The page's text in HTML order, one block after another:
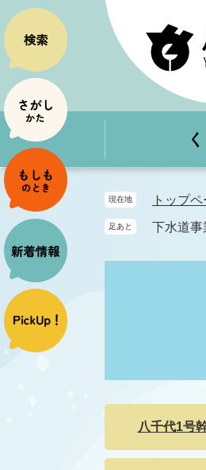
ー
ジ
の
先
頭
で
す
。
ニ
ュ
ー
を
飛
ば
し
て
本
文
現在地 トップ
足あと 下水道事
八千代1号